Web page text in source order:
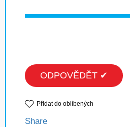
ODPOVĚDĚT ✔
Přidat do oblíbených
Share